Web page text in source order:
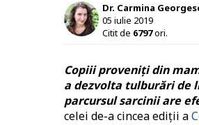
Dr. Carmina
05 iulie 2019
Citit de 6797ori.
Copiii proveniți din
a dezvolta tulburări de
parcursul sarcinii are
celei de-a cincea ediții a